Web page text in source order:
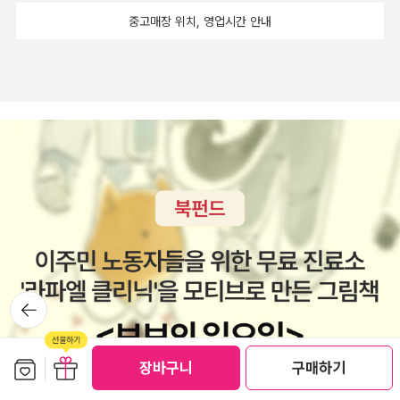
장바구니 구매하기
정을 심사숙고하고, 목표와 욕구에 딱 들어맞는 행동 방식을 선택할
정체성을 성숙하게 만들고 개선하기 위해서다. 깨어 있는 시간뿐만
아니라 매일 밤 꿈을 꾸는 동안에도 무의식이 골몰하는 목표는 같을
수 있다.과학의 역사에는 블랙박스 취급을 하며 미스터리라고 선포하
는 것들이 종종 있다. 연구자들이 알맞은 연구 틀을 마련하지 못했기
때문이다. 획기적 돌파구를 마련하려면 올바른 질문을 해야 한다. 발
견으로 향하는 길은 무엇을 찾아보아야 하는지를 아는 것에서 시작한
다. 뇌가 의식계와 무의식계로 되어 있다는 생각은 의식의 신비를 밝
히는 답이 되지 못한다. 단지 여정의 시작에 불과할 뿐이다. 누군가가
이미 알려진 지식의 연장선을 연구하는 데 매진하는 동안 다른 누군
가는 블랙박스를 열어보려 애를 쓸 수도 있다. 그는 정해진 틀을 벗어
나 생각하고 언뜻 듣기에는 괴상한 질문도 서슴없이 할 것이다. 뇌 연
기를 구성하는 사실에 구멍이 생길 때 이러한 배경지식을 바탕으로
본 책은 무의식계가 어떻게 감각과 감정을 통제하고 인간의 행동을
규정하는지. 다양한 논증과 자료를 통해 무의식계의 베일을 벗겨나간
다. 과학의 발달은 다양한 방법으로 뇌기능의 역할을 조명하고 있는
데 꿈에 관한 무의식계의 역할도 최근에 밝혀졌다. 렘수면상태에 들
어가면 의식은 잠잠해지고 무의식계가 활동을 시작한다. 시각을 비롯
한 몸은 움직이지 않지만 축적된 수많은 이미지들이 연상 작용을 하
며 꿈을 꾸게 된다. 꿈은 최면과정과 비슷하다. 꿈이 자생적이라면 최
면은 타인의 명령에 의해 의식을 잠재우는 것이다. 이는 인간의 뇌구
조에 대한 이해의 폭을 더욱 확장시킨다. 우리의 생각과 감각, 감정이
뇌에 미치는 영향력이 무의식에 어떤 의미를 형성하고 있는지 설명하
기 때문이다. 무의식은 빈틈을 메우고 비합리적 행동을 합리화하고
상황에서 우리는 입력과 출력만을 바탕으로 무의식의 작동 방식을 추
왜 그러한 인과관계가 발생하는지는 여전히 미스터리로 남는다.저자
는 여기서 한 걸음 더 나아가 단지 인간 행동의 표면적인 현상을 설명
하는 데 그치지 않고 뇌의 신경 회로와 무의식적 정보처리 시스템 자
체를 들여다보려 한다. 철학과 의학, 신경과학의 교차점에서 질문을
중심으로 탐구를 전개해 나가며 우리가 일상적으로 경험하는 감정,
선택, 인지 과정이 어떻게 뇌 속의 논리 시스템에 의해 구성되는 지를
분석적으로 풀어내고 있다. 책의 1장은'뇌는 보지 않아도 ‘보는’ 법을
안다'라는 흥미로운 전제로 시작하여 우리가 인식하는 현실과 감각의
경계에 의문을 제기한다. 저자는 '시각장애인은 꿈속에서 ‘볼 수’ 있는
가?;라는 질문을 통해 무의식이 자각을 구성하는 방식에 대한 탐구를
시작한다. 이 과정에서 소개되는 포르투갈 수면연구팀의 실험은 특히
뒤로가
기
중고매장 위치, 영업시간 안내